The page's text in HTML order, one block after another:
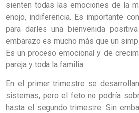
sienten todas las emociones de la
enojo, indiferencia. Es importante
para darles una bienvenida
embarazo es mucho más que un
Es un proceso emocional y de
pareja y toda la familia.
En el primer trimestre se
sistemas, pero el feto no podría
hasta el segundo trimestre. Sin